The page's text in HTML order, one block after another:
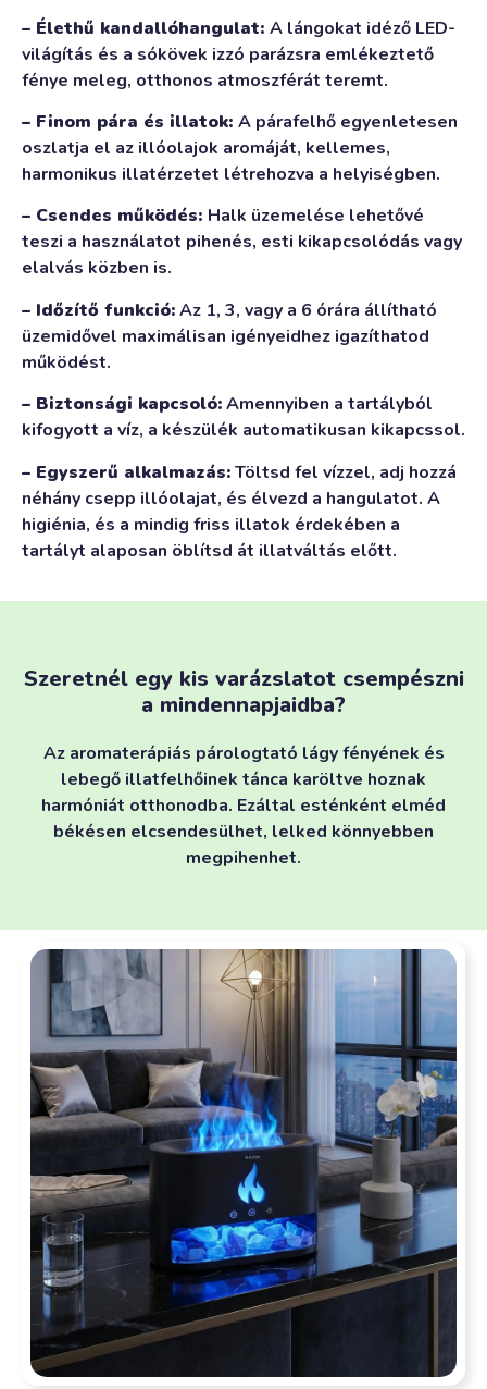
– Élethű kandallóhangulat: A lángokat idéző LED-
világítás és a sókövek izzó parázsra emlékeztető
fénye meleg, otthonos atmoszférát teremt.
– Finom pára és illatok: A párafelhő egyenletesen
oszlatja el az illóolajok aromáját, kellemes,
harmonikus illatérzetet létrehozva a helyiségben.
– Csendes működés: Halk üzemelése lehetővé
teszi a használatot pihenés, esti kikapcsolódás vagy
elalvás közben is.
– Időzítő funkció:Az 1, 3, vagy a 6 órára állítható
üzemidővel maximálisan igényeidhez igazíthatod
működést.
– Biztonsági kapcsoló:Amennyiben a tartályból
kifogyott a víz, a készülék automatikusan kikapcssol.
– Egyszerű alkalmazás:Töltsd fel vízzel, adj hozzá
néhány csepp illóolajat, és élvezd a hangulatot. A
higiénia, és a mindig friss illatok érdekében a
tartályt alaposan öblítsd át illatváltás előtt.
Szeretnél egy kis varázslatot csempészni
a mindennapjaidba?
Az aromaterápiás párologtató lágy fényének és
lebegő illatfelhőinek tánca karöltve hoznak
harmóniát otthonodba. Ezáltal esténként elméd
békésen elcsendesülhet, lelked könnyebben
megpihenhet.